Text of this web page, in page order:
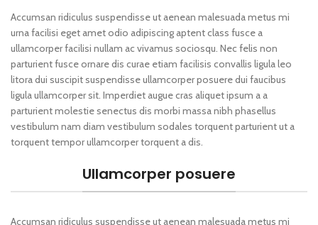
Accumsan ridiculus suspendisse ut aenean malesuada metus mi
urna facilisi eget amet odio adipiscing aptent class fusce a
ullamcorper facilisi nullam ac vivamus sociosqu. Nec felis non
parturient fusce ornare dis curae etiam facilisis convallis ligula leo
litora dui suscipit suspendisse ullamcorper posuere dui faucibus
ligula ullamcorper sit. Imperdiet augue cras aliquet ipsum a a
parturient molestie senectus dis morbi massa nibh phasellus
vestibulum nam diam vestibulum sodales torquent parturient ut a
torquent tempor ullamcorper torquent a dis.
Ullamcorper posuere
Accumsan ridiculus suspendisse ut aenean malesuada metus mi